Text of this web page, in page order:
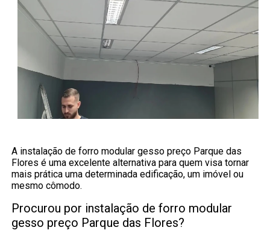
A instalação de forro modular gesso preço Parque das
Flores é uma excelente alternativa para quem visa tornar
mais prática uma determinada edificação, um imóvel ou
mesmo cômodo.
Procurou por instalação de forro modular
gesso preço Parque das Flores?